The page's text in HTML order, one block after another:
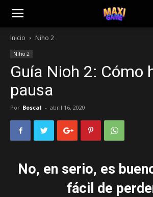
Inicio Niho 2
Niho 2
Guía Nioh 2: Cómo
pausa
Por Boscal - abril 16, 2020
No, en serio, es
fácil de